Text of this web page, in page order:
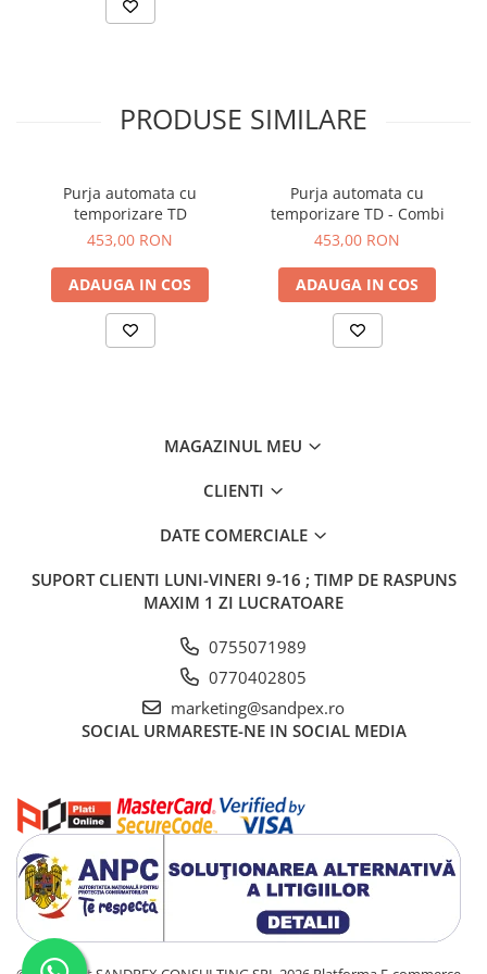
Gradul de filtrare
Temperatura maxima de operare, C 65
Scaderea de presiune maxim
posibila, mbar
350
PRODUSE SIMILARE
Purja automata cu
temporizare TD
453,00 RON
ADAUGA IN COS
Purja automata cu
temporizare TD - Combi
453,00 RON
ADAUGA IN COS
MAGAZINUL MEU
CLIENTI
DATE COMERCIALE
SUPORT CLIENTI LUNI-VINERI 9-16 ; TIMP DE RASPUNS
MAXIM 1 ZI LUCRATOARE
0755071989
0770402805
marketing@sandpex.ro
SOCIAL URMARESTE-NE IN SOCIAL MEDIA